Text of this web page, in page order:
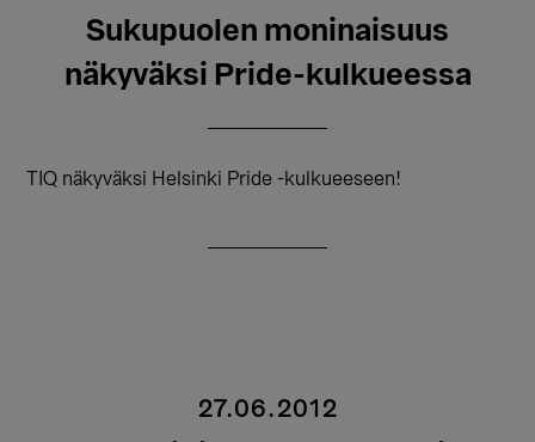
Sukupuolen moninaisuus
näkyväksi Pride-kulkueessa
TIQ näkyväksi Helsinki Pride -kulkueeseen!
27.06.2012